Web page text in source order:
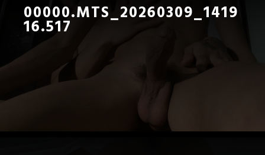
00000.MTS_20260309_1419
16.517